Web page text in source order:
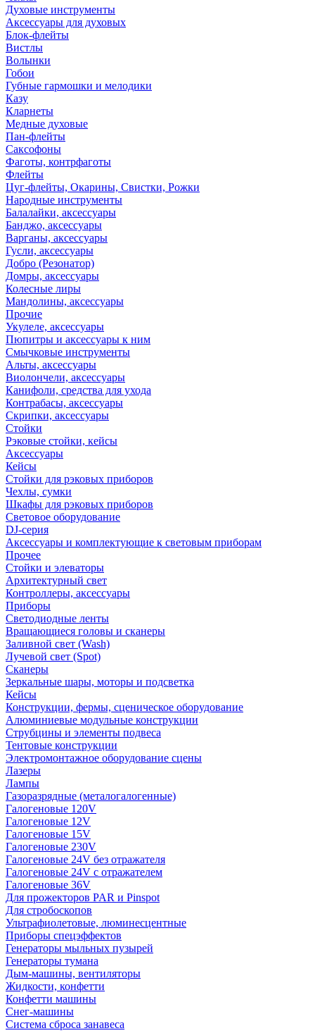
Духовые инструменты
Аксессуары для духовых
Блок-флейты
Вистлы
Волынки
Гобои
Губные гармошки и мелодики
Казу
Кларнеты
Медные духовые
Пан-флейты
Саксофоны
Фаготы, контрфаготы
Флейты
Цуг-флейты, Окарины, Свистки, Рожки
Народные инструменты
Балалайки, аксессуары
Банджо, аксессуары
Варганы, аксессуары
Гусли, аксессуары
Добро (Резонатор)
Домры, аксессуары
Колесные лиры
Мандолины, аксессуары
Прочие
Укулеле, аксессуары
Пюпитры и аксессуары к ним
Смычковые инструменты
Альты, аксессуары
Виолончели, аксессуары
Канифоли, средства для ухода
Контрабасы, аксессуары
Скрипки, аксессуары
Стойки
Рэковые стойки, кейсы
Аксессуары
Кейсы
Стойки для рэковых приборов
Чехлы, сумки
Шкафы для рэковых приборов
Световое оборудование
DJ-серия
Аксессуары и комплектующие к световым приборам
Прочее
Стойки и элеваторы
Архитектурный свет
Контроллеры, аксессуары
Приборы
Светодиодные ленты
Вращающиеся головы и сканеры
Заливной свет (Wash)
Лучевой свет (Spot)
Сканеры
Зеркальные шары, моторы и подсветка
Кейсы
Конструкции, фермы, сценическое оборудование
Алюминиевые модульные конструкции
Струбцины и элементы подвеса
Тентовые конструкции
Электромонтажное оборудование сцены
Лазеры
Лампы
Газоразрядные (металогалогенные)
Галогеновые 120V
Галогеновые 12V
Галогеновые 15V
Галогеновые 230V
Галогеновые 24V без отражателя
Галогеновые 24V с отражателем
Галогеновые 36V
Для прожекторов PAR и Pinspot
Для стробоскопов
Ультрафиолетовые, люминесцентные
Приборы спецэффектов
Генераторы мыльных пузырей
Генераторы тумана
Дым-машины, вентиляторы
Жидкости, конфетти
Конфетти машины
Снег-машины
Система сброса занавеса